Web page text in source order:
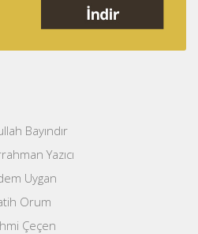
Bayındır
Yazıcı
Uygan
Orum
Çeçen